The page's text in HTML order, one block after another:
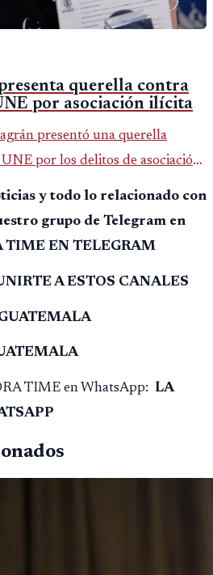
querella contra
por asociación ilícita
presentó una querella
por los delitos de asociación
y todo lo relacionado con
grupo de Telegram en
TIME EN TELEGRAM
A ESTOS CANALES
TIME en WhatsApp: LA